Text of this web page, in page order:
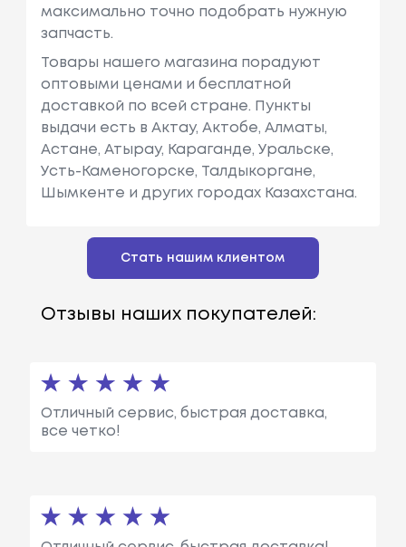
максимально точно подобрать нужную
запчасть.
Товары нашего магазина порадуют
оптовыми ценами и бесплатной
доставкой по всей стране. Пункты
выдачи есть в Актау, Актобе, Алматы,
Астане, Атырау, Караганде, Уральске,
Усть-Каменогорске, Талдыкоргане,
Шымкенте и других городах Казахстана.
Стать нашим клиентом
Отзывы наших покупателей:
Отличный сервис, быстрая доставка,
все четко!